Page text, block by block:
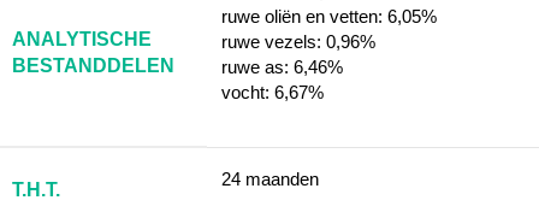
ANALYTISCHE
BESTANDDELEN
ruwe oliën en vetten: 6,05%
ruwe vezels: 0,96%
ruwe as: 6,46%
vocht: 6,67%
T.H.T.
24 maanden